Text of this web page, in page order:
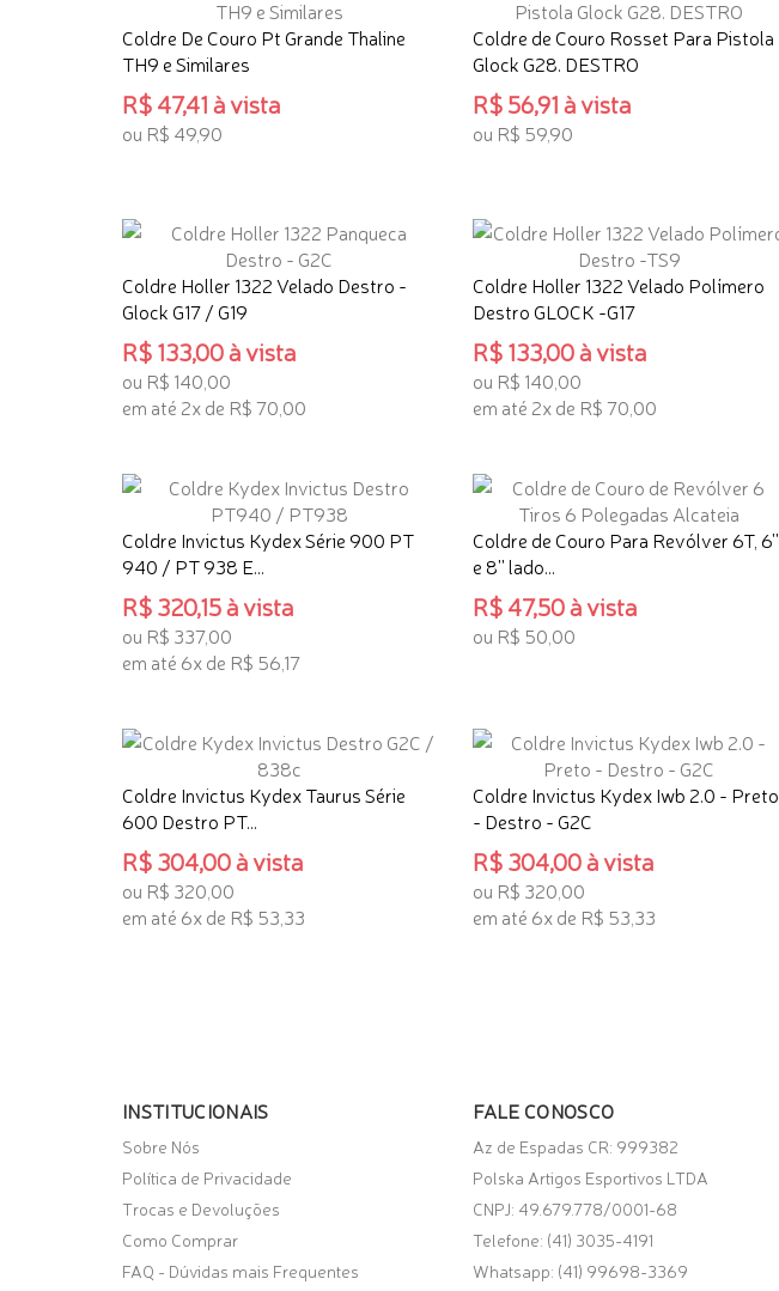
Coldre De Couro Pt Grande Thaline
TH9 e Similares
R$ 47,41 à vista
ou R$ 49,90
Coldre de Couro Rosset Para Pistola
Glock G28. DESTRO
R$ 56,91 à vista
ou R$ 59,90
Coldre Holler 1322 Velado Destro -
Glock G17 / G19
R$ 133,00 à vista
ou R$ 140,00
em até 2x de R$ 70,00
Coldre Holler 1322 Velado Polímero
Destro GLOCK -G17
R$ 133,00 à vista
ou R$ 140,00
em até 2x de R$ 70,00
Coldre Invictus Kydex Série 900 PT
940 / PT 938 E...
R$ 320,15 à vista
ou R$ 337,00
em até 6x de R$ 56,17
Coldre de Couro Para Revólver 6T, 6''
e 8'' lado...
R$ 47,50 à vista
ou R$ 50,00
Coldre Invictus Kydex Taurus Série
600 Destro PT...
R$ 304,00 à vista
ou R$ 320,00
em até 6x de R$ 53,33
Coldre Invictus Kydex Iwb 2.0 - Preto
- Destro - G2C
R$ 304,00 à vista
ou R$ 320,00
em até 6x de R$ 53,33
INSTITUCIONAIS
Sobre Nós
Política de Privacidade
Trocas e Devoluções
Como Comprar
FAQ - Dúvidas mais Frequentes
FALE CONOSCO
Az de Espadas CR: 999382
Polska Artigos Esportivos LTDA
CNPJ: 49.679.778/0001-68
Telefone: (41) 3035-4191
Whatsapp: (41) 99698-3369